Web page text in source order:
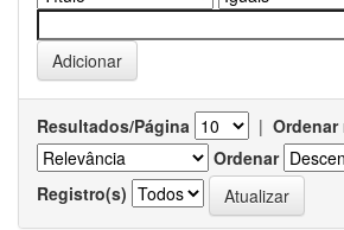
Resultados/Página |
Ordenar
Registro(s)